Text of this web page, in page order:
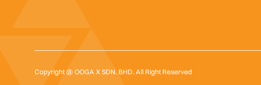
Copyright @ OOGA X SDN. BHD. All Right Reserved